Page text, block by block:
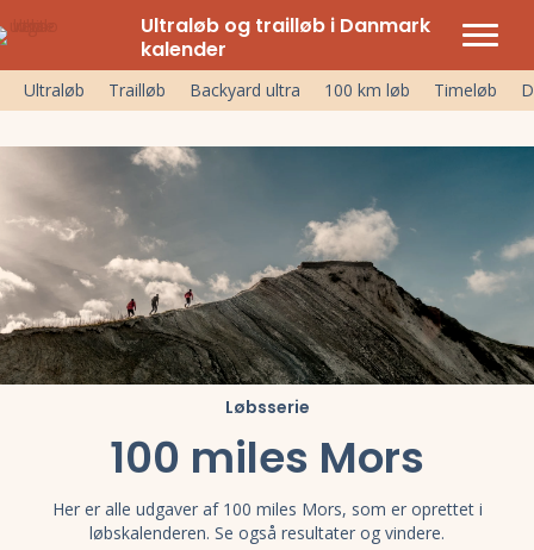
Ultraløb og trailløb i Danmark
kalender
Ultraløb Trailløb Backyard ultra 100 km løb Timeløb
Løbsserie
100 miles Mors
Her er alle udgaver af 100 miles Mors, som er oprettet i
løbskalenderen. Se også resultater og vindere.